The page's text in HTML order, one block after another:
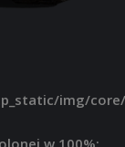
w 100%: